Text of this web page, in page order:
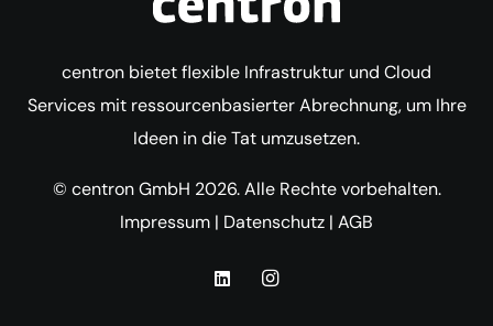
centron bietet flexible Infrastruktur und Cloud
Services mit ressourcenbasierter Abrechnung, um Ihre
Ideen in die Tat umzusetzen.
© centron GmbH 2026. Alle Rechte vorbehalten.
Impressum | Datenschutz | AGB